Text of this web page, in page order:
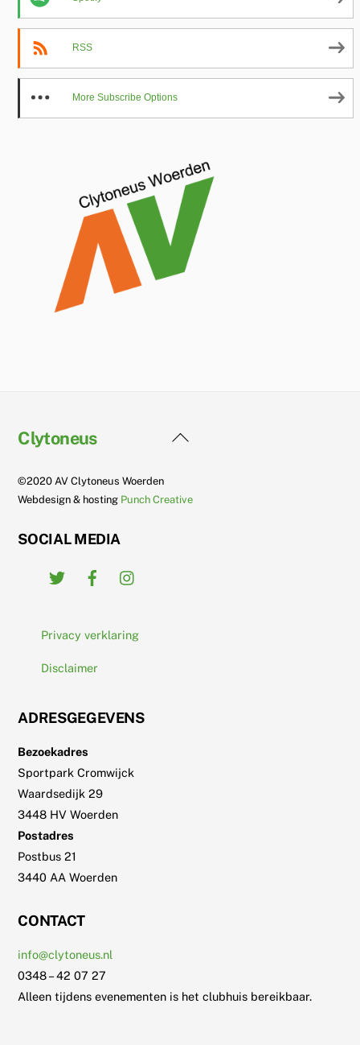
RSS
More Subscribe Options
Back
Clytoneus
©2020 AV Clytoneus Woerden
Webdesign & hosting Punch Creative
SOCIAL MEDIA
Twitter
Privacy verklaring
Disclaimer
ADRESGEGEVENS
Bezoekadres
Sportpark Cromwijck
Waardsedijk 29
3448 HV Woerden
Postadres
Postbus 21
3440 AA Woerden
CONTACT
info@clytoneus.nl
0348 – 42 07 27
Alleen tijdens evenementen is het clubhuis bereikbaar.